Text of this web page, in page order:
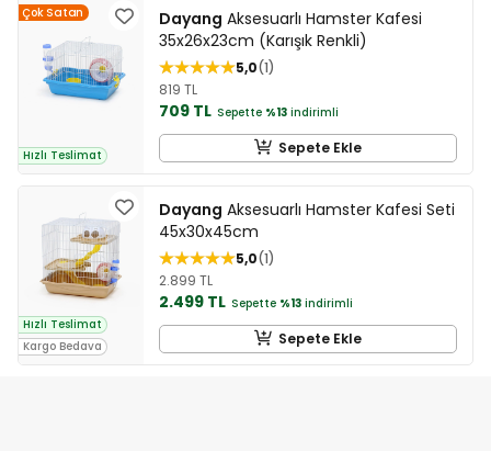
Çok Satan
Hızlı Teslimat
Dayang Aksesuarlı Hamster Kafesi
35x26x23cm (Karışık Renkli)
5,0 1
819 TL
709 TL Sepette %13 indirimli
Sepete Ekle
Hızlı Teslimat
Kargo Bedava
Dayang Aksesuarlı Hamster Kafesi Seti
45x30x45cm
5,0 1
2.899 TL
2.499 TL Sepette %13 indirimli
Sepete Ekle